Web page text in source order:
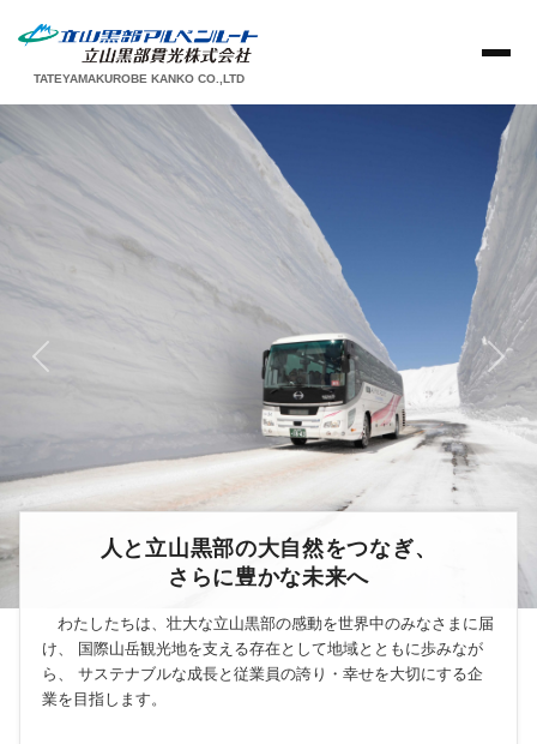
TATEYAMAKUROBE KANKO CO.,LTD
人と立山黒部の大自然をつなぎ、
さらに豊かな未来へ
わたしたちは、壮大な立山黒部の感動を世界中のみなさまに届
け、
国際山岳観光地を支える存在として地域とともに歩みなが
ら、
サステナブルな成長と従業員の誇り・幸せを大切にする企
業を目指します。
前へ 次へ